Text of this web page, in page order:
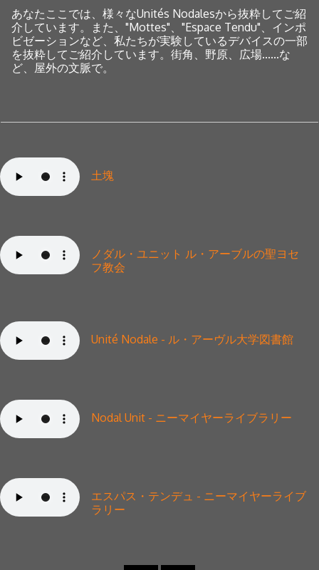
あなた ここでは、様々なUnités Nodalesから抜粋してご紹
介しています。また、"Mottes"、"Espace Tendu"、インポ
ビゼーションなど、私たちが実験しているデバイスの一部
を抜粋してご紹介しています。 街角、野原、広場......な
ど、屋外の文脈で。
土塊
ノダル・ユニット ル・アーブルの聖ヨセ
フ教会
Unité Nodale - ル・アーヴル大学図書館
Nodal Unit - ニーマイヤーライブラリー
エスパス・テンデュ - ニーマイヤーライブ
ラリー